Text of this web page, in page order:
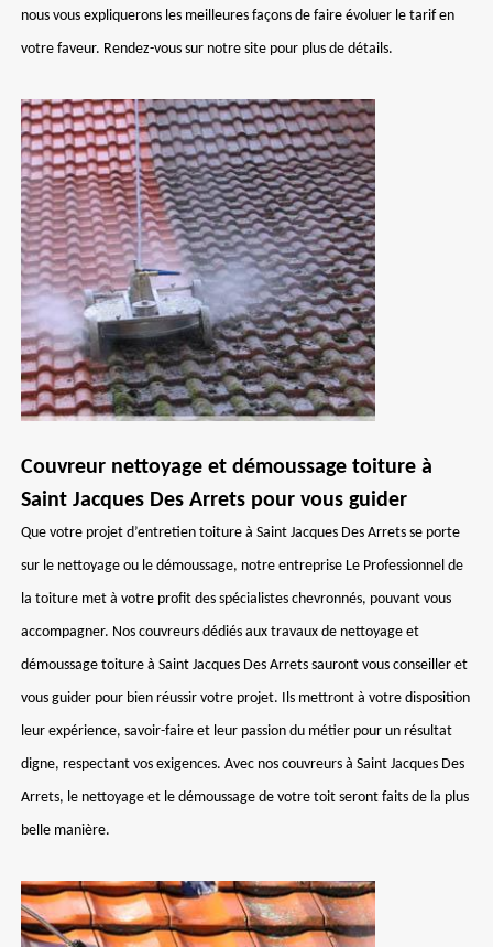
nous vous expliquerons les meilleures façons de faire évoluer le tarif en
votre faveur. Rendez-vous sur notre site pour plus de détails.
Couvreur nettoyage et démoussage toiture à
Saint Jacques Des Arrets pour vous guider
Que votre projet d’entretien toiture à Saint Jacques Des Arrets se porte
sur le nettoyage ou le démoussage, notre entreprise Le Professionnel de
la toiture met à votre profit des spécialistes chevronnés, pouvant vous
accompagner. Nos couvreurs dédiés aux travaux de nettoyage et
démoussage toiture à Saint Jacques Des Arrets sauront vous conseiller et
vous guider pour bien réussir votre projet. Ils mettront à votre disposition
leur expérience, savoir-faire et leur passion du métier pour un résultat
digne, respectant vos exigences. Avec nos couvreurs à Saint Jacques Des
Arrets, le nettoyage et le démoussage de votre toit seront faits de la plus
belle manière.